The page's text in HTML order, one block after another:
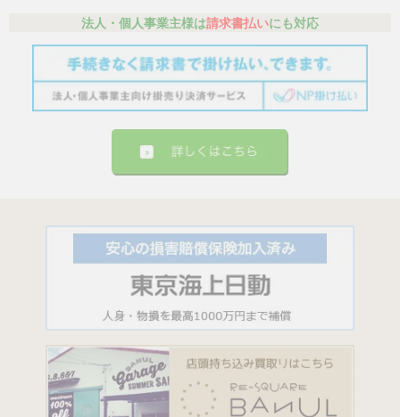
法人・個人事業主様は請求書払いにも対応